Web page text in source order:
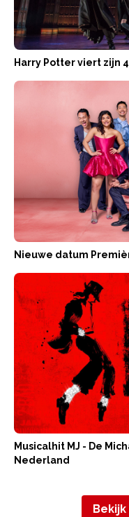
Harry Potter viert zijn
Nieuwe datum
Musicalhit MJ - De
Nederland